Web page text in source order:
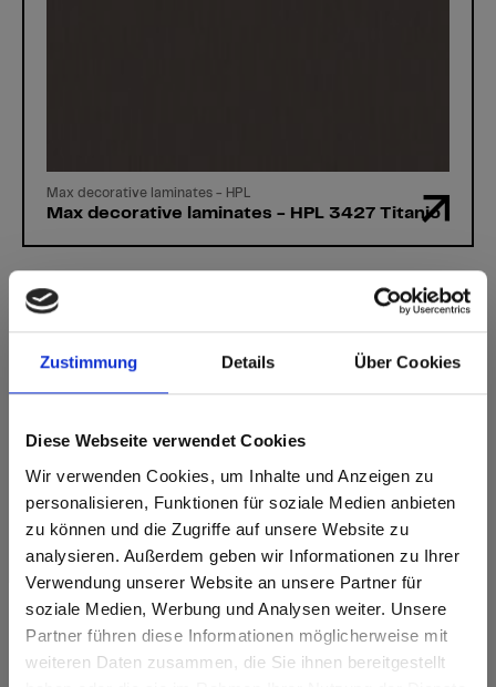
Zustimmung Details Über Cookies
Diese Webseite verwendet Cookies
Wir verwenden Cookies, um Inhalte und Anzeigen zu
personalisieren, Funktionen für soziale Medien anbieten
zu können und die Zugriffe auf unsere Website zu
analysieren. Außerdem geben wir Informationen zu Ihrer
Verwendung unserer Website an unsere Partner für
soziale Medien, Werbung und Analysen weiter. Unsere
Partner führen diese Informationen möglicherweise mit
weiteren Daten zusammen, die Sie ihnen bereitgestellt
sr.modal is not closeable
Are you based in the Verenigde
Staten?
Max decorative laminates - HPL
Max decorative laminates - HPL 3427 Titanio
Heeft u vragen?
Contactformulier